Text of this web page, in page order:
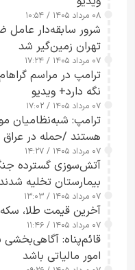
۰۸ مرداد ۱۴۰۵ / ۱۰:۵۴
شرور سابقه‌دار
تهران زمین‌گیر شد
۰۷ مرداد ۱۴۰۵ / ۱۷:۲۴
ترامپ در مراسم
نگه دارد+ ویدیو
۰۷ مرداد ۱۴۰۵ / ۱۷:۰۲
ترامپ: شبه‌نظامیان
هستند /حمله در عراق
۰۷ مرداد ۱۴۰۵ / ۱۴:۲۷
آتش‌سوزی گسترده
بیمارستان تخلیه
۰۷ مرداد ۱۴۰۵ / ۱۳:۰۳
آخرین قیمت طلا، سکه و
۰۷ مرداد ۱۴۰۵ / ۱۱:۴۶
قائم‌پناه: آگاهی‌بخشی
امور مالیاتی باشد